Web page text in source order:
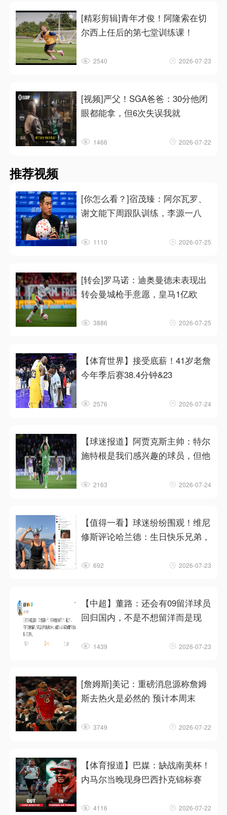
[精彩剪辑]青年才俊！阿隆索在切
尔西上任后的第七堂训练课！
2540 2026-07-23
[视频]严父！SGA爸爸：30分他闭
眼都能拿，但6次失误我就
1466 2026-07-22
推荐视频
[你怎么看？]宿茂臻：阿尔瓦罗、
谢文能下周跟队训练，李源一八
1110 2026-07-25
[转会]罗马诺：迪奥曼德未表现出
转会曼城枪手意愿，皇马1亿欧
3886 2026-07-25
【体育世界】接受底薪！41岁老詹
今年季后赛38.4分钟&23
2576 2026-07-24
【球迷报道】阿贾克斯主帅：特尔
施特根是我们感兴趣的球员，但他
2163 2026-07-24
【值得一看】球迷纷纷围观！维尼
修斯评论哈兰德：生日快乐兄弟，
692 2026-07-23
【中超】董路：还会有09留洋球员
回归国内，不是不想留洋而是现
1439 2026-07-23
[詹姆斯]美记：重磅消息源称詹姆
斯去热火是必然的 预计本周末
3749 2026-07-22
【体育报道】巴媒：缺战南美杯！
内马尔当晚现身巴西扑克锦标赛
4116 2026-07-22